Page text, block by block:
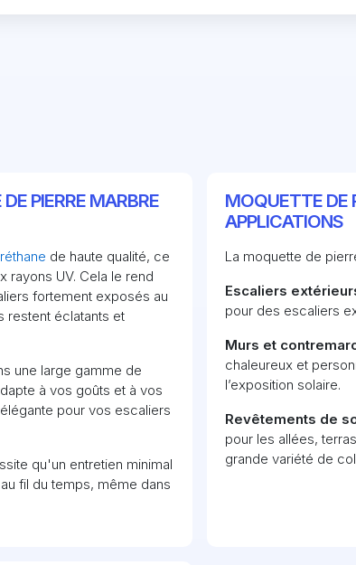
PIERRE MARBRE
de haute qualité, ce
rayons UV. Cela le rend
fortement exposés au
restent éclatants et
une large gamme de
à vos goûts et à vos
pour vos escaliers
qu'un entretien minimal
fil du temps, même dans
MOQUETTE DE
APPLICATIONS
La moquette de
Escaliers
pour des escaliers
Murs et
chaleureux et
l’exposition solaire.
Revêtements de
pour les allées,
grande variété de